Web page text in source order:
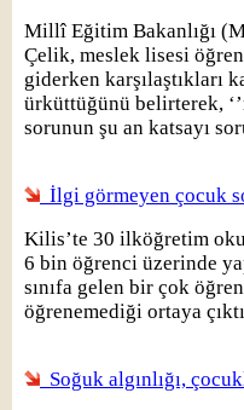
Millî Eğitim Bakanlığı
Çelik, meslek lisesi
giderken karşılaştıkları
ürküttüğünü belirterek,
sorunun şu an katsayı
İlgi görmeyen çocuk
Kilis’te 30 ilköğretim
6 bin öğrenci üzerinde
sınıfa gelen bir çok
öğrenemediği ortaya
Soğuk algınlığı,